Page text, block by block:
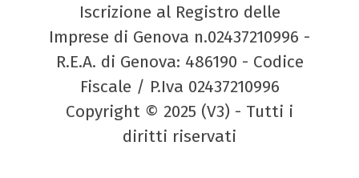
Iscrizione al Registro delle
Imprese di Genova n.02437210996 -
R.E.A. di Genova: 486190 - Codice
Fiscale / P.Iva 02437210996
Copyright © 2025 (V3) - Tutti i
diritti riservati